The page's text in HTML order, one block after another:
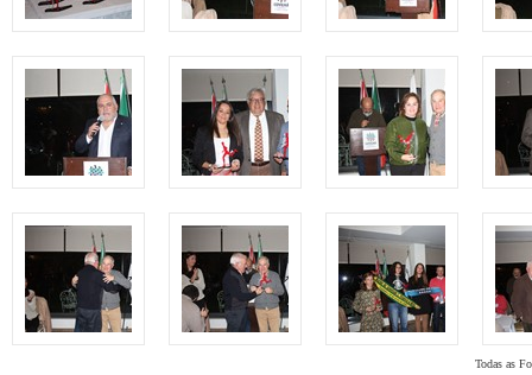
Todas as